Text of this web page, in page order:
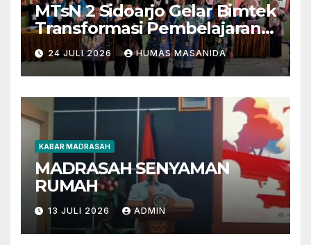
MTsN 2 Sidoarjo Gelar Bimtek
Transformasi Pembelajaran
Berbasis AI dan Deep
Learning
24 JULI 2026 HUMAS MASANIDA
KABAR MADRASAH
MADRASAH SENYAMAN
RUMAH
13 JULI 2026 ADMIN